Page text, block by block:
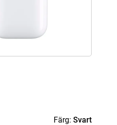
Färg: Svart